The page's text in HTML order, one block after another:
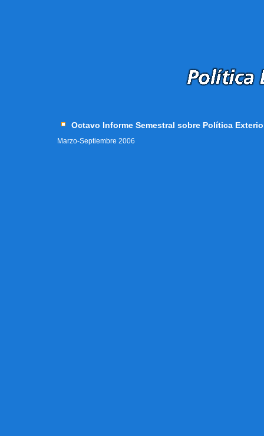
Octavo Informe Semestral sobre Política
Marzo-Septiembre 2006